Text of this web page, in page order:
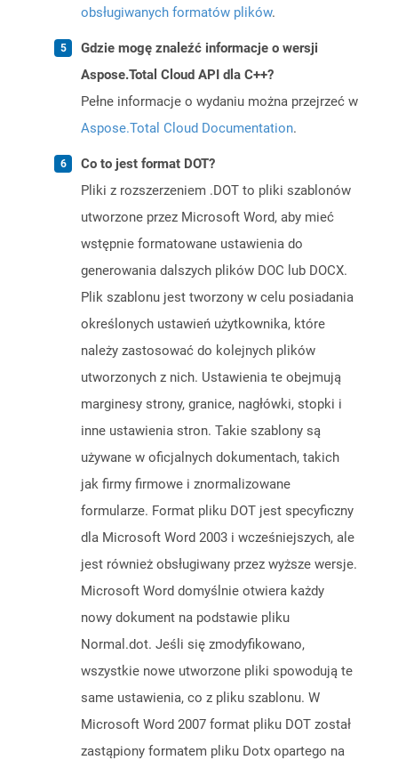
obsługiwanych formatów plików.
Gdzie mogę znaleźć informacje o wersji
Aspose.Total Cloud API dla C++?
Pełne informacje o wydaniu można przejrzeć w
Aspose.Total Cloud Documentation.
Co to jest format DOT?
Pliki z rozszerzeniem .DOT to pliki szablonów
utworzone przez Microsoft Word, aby mieć
wstępnie formatowane ustawienia do
generowania dalszych plików DOC lub DOCX.
Plik szablonu jest tworzony w celu posiadania
określonych ustawień użytkownika, które
należy zastosować do kolejnych plików
utworzonych z nich. Ustawienia te obejmują
marginesy strony, granice, nagłówki, stopki i
inne ustawienia stron. Takie szablony są
używane w oficjalnych dokumentach, takich
jak firmy firmowe i znormalizowane
formularze. Format pliku DOT jest specyficzny
dla Microsoft Word 2003 i wcześniejszych, ale
jest również obsługiwany przez wyższe wersje.
Microsoft Word domyślnie otwiera każdy
nowy dokument na podstawie pliku
Normal.dot. Jeśli się zmodyfikowano,
wszystkie nowe utworzone pliki spowodują te
same ustawienia, co z pliku szablonu. W
Microsoft Word 2007 format pliku DOT został
zastąpiony formatem pliku Dotx opartego na